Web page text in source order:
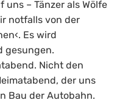
uns – Tänzer als Wölfe
notfalls von der
Es wird
gesungen.
Nicht den
der uns
Bau der Autobahn.